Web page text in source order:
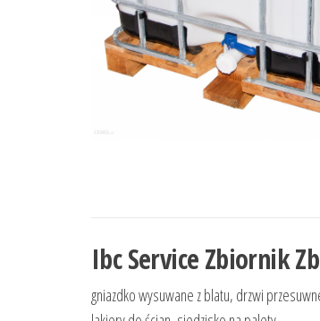
Ibc Service Zbiornik
gniazdko wysuwane z blatu, drzwi